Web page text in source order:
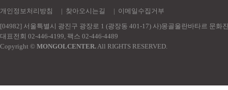
개인정보처리방침 | 찾아오시는길 | 이메일수집거부
[04982] 서울특별시 광진구 광장로 1 (광장동 401-17) 사)몽골울란바타르 문화
대표전회 02-446-4199, 팩스 02-446-4489
Copyright © MONGOLCENTER.All RIGHTS RESERVED.